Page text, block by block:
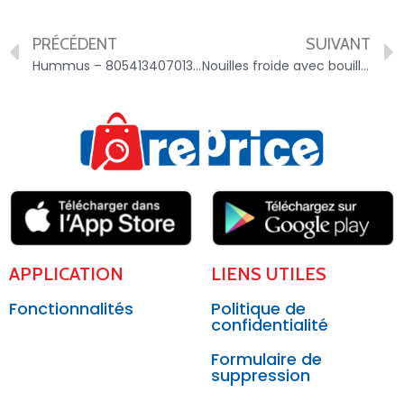
PRÉCÉDENT
Hummus – 8054134070134
SUIVANT
Nouilles froide avec bouillon – 8801114305812
APPLICATION
Fonctionnalités
LIENS UTILES
Politique de
confidentialité
Formulaire de
suppression